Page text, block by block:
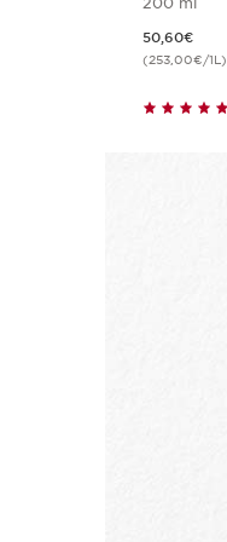
50,60€
(253,00€/1L)